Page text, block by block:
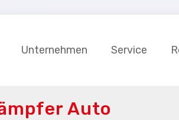
Unternehmen Service
Auto